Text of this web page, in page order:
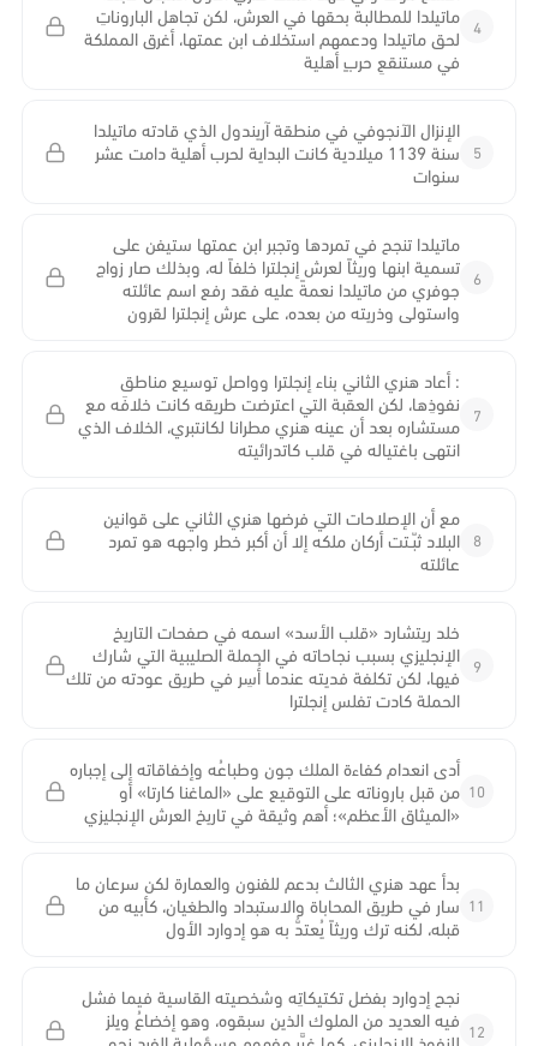
4 ماتيلدا للمطالبة بحقها في العرش، لكن تجاهل الباروناتِ
لحق ماتيلدا ودعمهم استخلاف ابن عمتها، أغرق المملكة
في مستنقعِ حربٍ أهلية
5
الإنزال الآنجوفي في منطقة آريندول الذي قادته ماتيلدا
سنة 1139 ميلادية كانت البداية لحرب أهلية دامت عشر
سنوات
6
ماتيلدا تنجح في تمردها وتجبر ابن عمتها ستيفن على
تسمية ابنها وريثاً لعرش إنجلترا خلفاً له، وبذلك صار زواج
جوفري من ماتيلدا نعمةً عليه فقد رفع اسم عائلته
واستولى وذريته من بعده، على عرش إنجلترا لقرون
7
: أعاد هنري الثاني بناء إنجلترا وواصل توسيع مناطق
نفوذِها، لكن العقبة التي اعترضت طريقه كانت خلافَه مع
مستشاره بعد أن عينه هنري مطرانا لكانتبري، الخلاف الذي
انتهى باغتياله في قلب كاتدرائيته
8
مع أن الإصلاحات التي فرضها هنري الثاني على قوانين
البلاد ثبّـتت أركان ملكه إلا أن أكبر خطر واجهه هو تمرد
عائلته
9
خلد ريتشارد «قلب الأسد» اسمه في صفحات التاريخ
الإنجليزي بسبب نجاحاته في الحملة الصليبية التي شارك
فيها، لكن تكلفة فديته عندما أُسِر في طريق عودته من تلك
الحملة كادت تفلس إنجلترا
10
أدى انعدام كفاءة الملك جون وطباعُه وإخفاقاته إلى إجباره
من قبل باروناته على التوقيع على «الماغنا كارتا» أو
«الميثاق الأعظم»؛ أهم وثيقة في تاريخ العرش الإنجليزي
11
بدأ عهد هنري الثالث بدعم للفنون والعمارة لكن سرعان ما
سار في طريق المحاباة والاستبداد والطغيان، كأبيه من
قبله، لكنه ترك وريثاً يُعتدُّ به هو إدوارد الأول
12
نجح إدوارد بفضل تكتيكاتِه وشخصيته القاسية فيما فشل
فيه العديد من الملوك الذين سبقوه، وهو إخضاعُ ويلز